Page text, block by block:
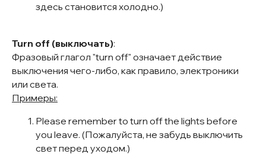
здесь становится холодно.)
Turn off (выключать):
Фразовый глагол "turn off" означает действие
выключения чего-либо, как правило, электроники
или света.
Примеры:
Please remember to turn off the lights before
you leave. (Пожалуйста, не забудь выключить
свет перед уходом.)